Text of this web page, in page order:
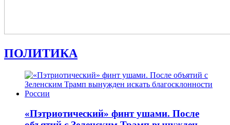
ПОЛИТИКА
«Пэтриотический» финт ушами. После